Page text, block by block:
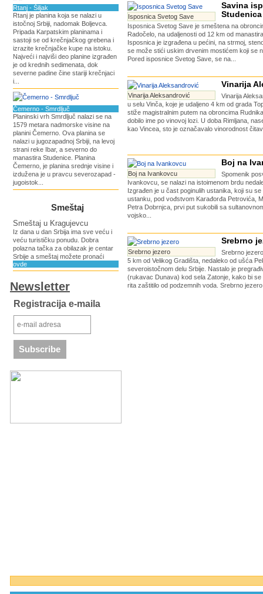
Rtanj - Šiljak
Rtanj je planina koja se nalazi u
istočnoj Srbiji, nadomak Boljevca.
Pripada Karpatskim planinama i
sastoji se od krečnjačkog grebena i
izrazite krečnjačke kupe na istoku.
Najveći i najviši deo planine izgrađen
je od krednih sedimenata, dok
severne padine čine stariji krečnjaci
i...
Čemerno - Smrdljuč
Planinski vrh Smrdljuč nalazi se na
1579 metara nadmorske visine na
planini Čemerno. Ova planina se
nalazi u jugozapadnoj Srbiji, na levoj
strani reke Ibar, a severno do
manastira Studenice. Planina
Čemerno, je planina srednje visine i
izdužena je u pravcu severozapad -
jugoistok...
Smeštaj
Smeštaj u Kragujevcu
Iz dana u dan Srbija ima sve veću i
veću turističku ponudu. Dobra
polazna tačka za obilazak je centar
Srbije a smeštaj možete pronaći
ovde
Newsletter
Registracija e-maila
Isposnica Svetog Save
Savina
Studenica
Isposnica Svetog Save je smeštena na
Radočelo, na udaljenosti od 12 km od
Isposnica je izgrađena u pećini, na strmoj,
se može stići uskim drvenim mostićem koji se
Pored isposnice Svetog Save, se na...
Vinarija Aleksandrović
Vinarija
Vinarija
u selu Vinča, koje je udaljeno 4 km od grada
stiže magistralnim putem na obroncima
dobilo ime po vinovoj lozi. U doba Rimljana,
kao Vincea, sto je označavalo vinorodnost
Boj na Ivankovcu
Boj na
Spomenik
Ivankovcu, se nalazi na istoimenom brdu
Izgrađen je u čast poginulih ustanika, koji su
ustanku, pod vođstvom Karađorđa Petrovića,
Petra Dobrnjca, prvi put sukobili sa
vojsko...
Srebrno jezero
Srebrno
Srebrno
5 km od Velikog Gradišta, nedaleko od ušća
severoistočnom delu Srbije. Nastalo je
(rukavac Dunava) kod sela Zatonje, kako bi se
rita zaštitilo od podzemnih voda. Srebrno